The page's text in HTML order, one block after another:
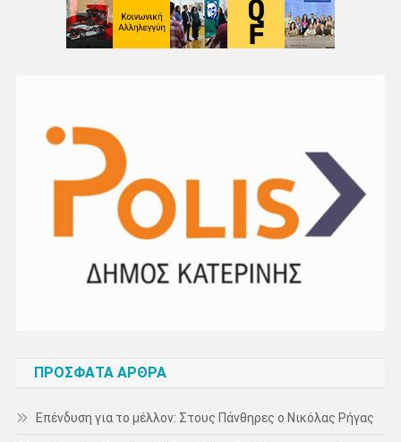
ΠΡΌΣΦΑΤΑ ΆΡΘΡΑ
Επένδυση για το μέλλον: Στους Πάνθηρες ο Νικόλας Ρήγας